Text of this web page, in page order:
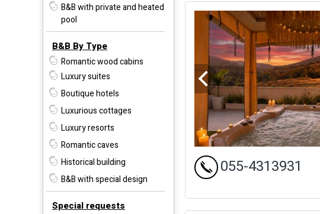
B&B with private and heated
pool
B&B By Type
Romantic wood cabins
Luxury suites
Boutique hotels
Luxurious cottages
Luxury resorts
Romantic caves
Historical building
B&B with special design
Special requests
055-4313931